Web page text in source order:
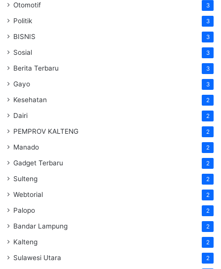
Otomotif 3
Politik 3
BISNIS 3
Sosial 3
Berita Terbaru 3
Gayo 3
Kesehatan 2
Dairi 2
PEMPROV KALTENG 2
Manado 2
Gadget Terbaru 2
Sulteng 2
Webtorial 2
Palopo 2
Bandar Lampung 2
Kalteng 2
Sulawesi Utara 2